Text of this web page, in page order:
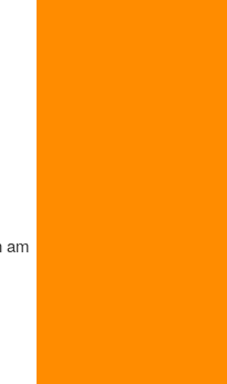
am